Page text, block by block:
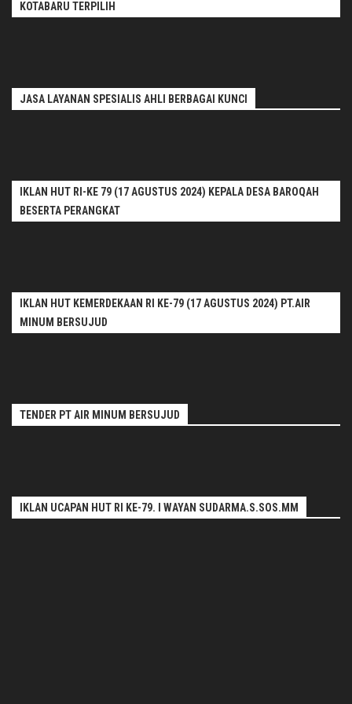
KOTABARU TERPILIH
JASA LAYANAN SPESIALIS AHLI BERBAGAI KUNCI
IKLAN HUT RI-KE 79 (17 AGUSTUS 2024) KEPALA DESA BAROQAH
BESERTA PERANGKAT
IKLAN HUT KEMERDEKAAN RI KE-79 (17 AGUSTUS 2024) PT.AIR
MINUM BERSUJUD
TENDER PT AIR MINUM BERSUJUD
IKLAN UCAPAN HUT RI KE-79. I WAYAN SUDARMA.S.SOS.MM